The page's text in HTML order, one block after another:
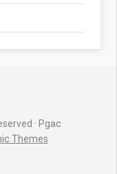
· Pgac
Themes